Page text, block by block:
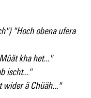
"Hoch obena ufera
kha het..."
ischt..."
wider ä Chüäh..."